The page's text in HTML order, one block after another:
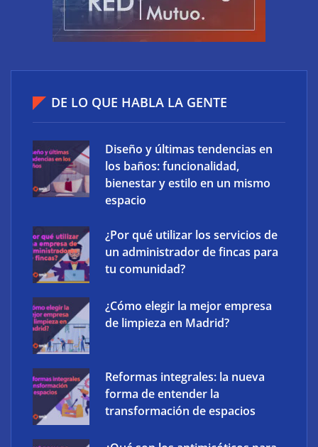
El riesgo oculto del verano en el puesto de trabajo:
XCharge: cinco retos para la electrificación de las
flotas comerciales en España
DE LO QUE HABLA LA GENTE
Diseño y últimas tendencias en
los baños: funcionalidad,
bienestar y estilo en un mismo
espacio
¿Por qué utilizar los servicios de
un administrador de fincas para
tu comunidad?
¿Cómo elegir la mejor empresa
de limpieza en Madrid?
Reformas integrales: la nueva
forma de entender la
transformación de espacios